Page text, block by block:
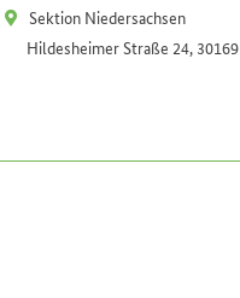
Sektion Niedersachsen
Hildesheimer Straße 24,